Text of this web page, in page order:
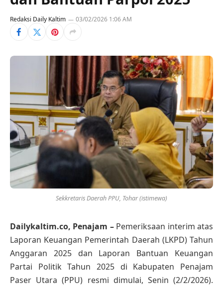
Redaksi Daily Kaltim 03/02/2026 1:06 AM
Sekkretaris Daerah PPU, Tohar (istimewa)
Dailykaltim.co, Penajam – Pemeriksaan interim atas
Laporan Keuangan Pemerintah Daerah (LKPD) Tahun
Anggaran 2025 dan Laporan Bantuan Keuangan
Partai Politik Tahun 2025 di Kabupaten Penajam
Paser Utara (PPU) resmi dimulai, Senin (2/2/2026).